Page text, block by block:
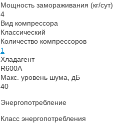
Мощность замораживания (кг/сут)
4
Вид компрессора
Классический
Количество компрессоров
1
Хладагент
R600A
Макс. уровень шума, дБ
40
Энергопотребление
Класс энергопотребления